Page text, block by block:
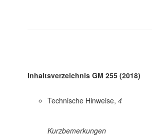
Inhaltsverzeichnis GM 255 (2018)
Technische Hinweise, 4
Kurzbemerkungen